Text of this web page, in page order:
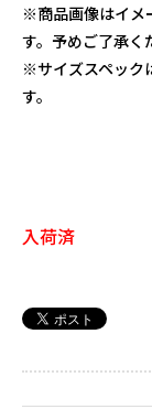
※商品画像はイメ
す。予めご了承く
※サイズスペック
す。
入荷済